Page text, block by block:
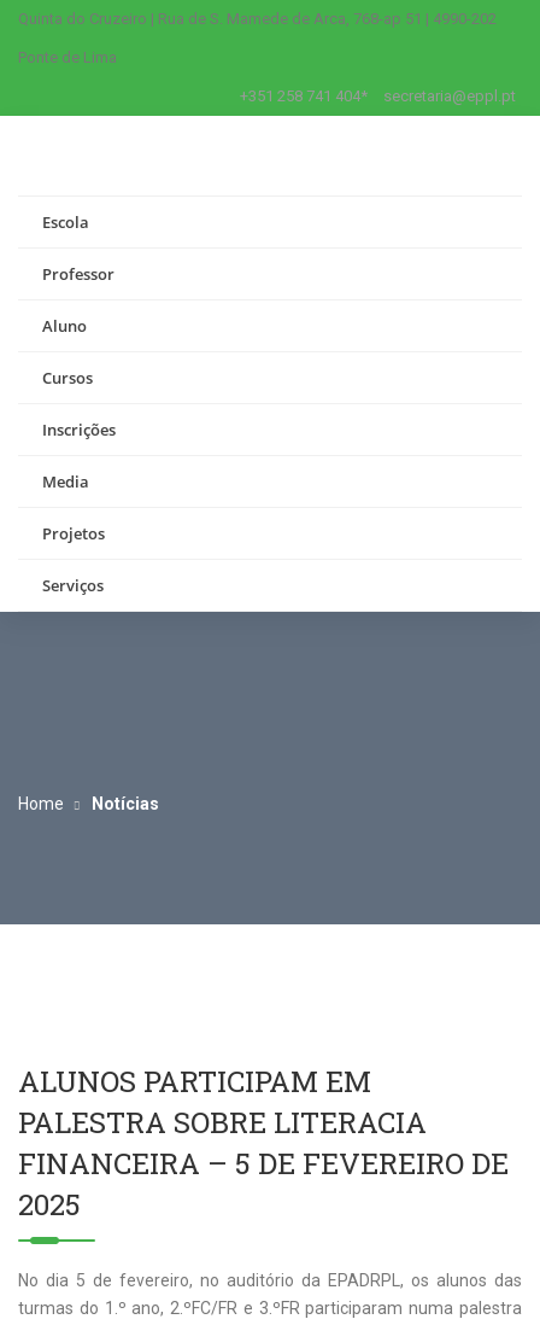
Quinta do Cruzeiro | Rua de S. Mamede de Arca, 768-ap 51 | 4990-202
Ponte de Lima
+351 258 741 404* secretaria@eppl.pt
Escola
Professor
Aluno
Cursos
Inscrições
Media
Projetos
Serviços
Home Notícias
ALUNOS PARTICIPAM EM
PALESTRA SOBRE LITERACIA
FINANCEIRA – 5 DE FEVEREIRO DE
2025
No dia 5 de fevereiro, no auditório da EPADRPL, os alunos das
turmas do 1.º ano, 2.ºFC/FR e 3.ºFR participaram numa palestra